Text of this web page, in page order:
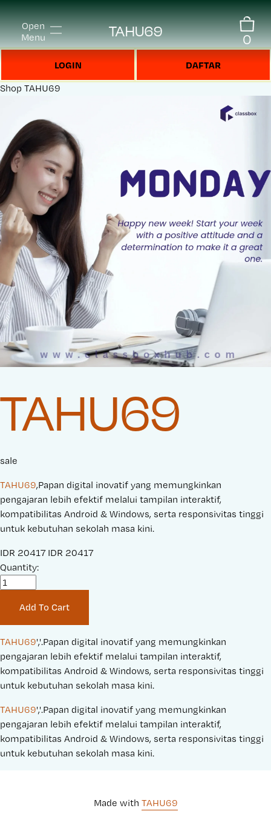
Open
Menu
TAHU69 0
LOGIN DAFTAR
Shop TAHU69
TAHU69
sale
TAHU69,Papan digital inovatif yang memungkinkan
pengajaran lebih efektif melalui tampilan interaktif,
kompatibilitas Android & Windows, serta responsivitas tinggi
untuk kebutuhan sekolah masa kini.
S
a
r
i
c
e
:
IDR 20417 O
i
n
a
P
r
c
e
:
IDR 20417
Quantity:
Add To Cart
TAHU69','.Papan digital inovatif yang memungkinkan
pengajaran lebih efektif melalui tampilan interaktif,
kompatibilitas Android & Windows, serta responsivitas tinggi
untuk kebutuhan sekolah masa kini.
TAHU69','.Papan digital inovatif yang memungkinkan
pengajaran lebih efektif melalui tampilan interaktif,
kompatibilitas Android & Windows, serta responsivitas tinggi
untuk kebutuhan sekolah masa kini.
Made with TAHU69